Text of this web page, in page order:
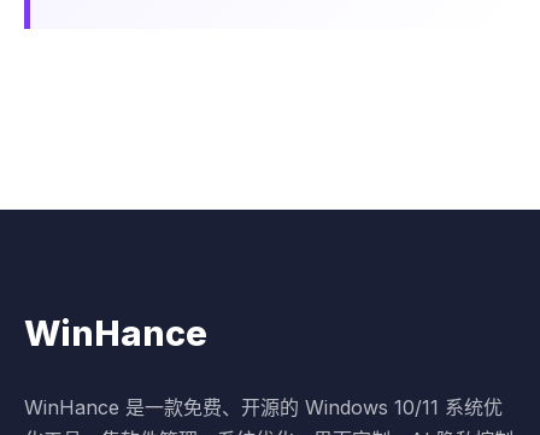
WinHance
WinHance 是一款免费、开源的 Windows 10/11 系统优